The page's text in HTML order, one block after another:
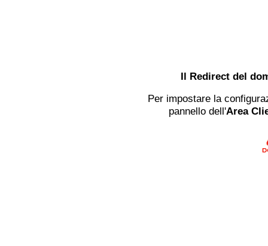
Il Redirect del
Per impostare la
pannello dell'Area